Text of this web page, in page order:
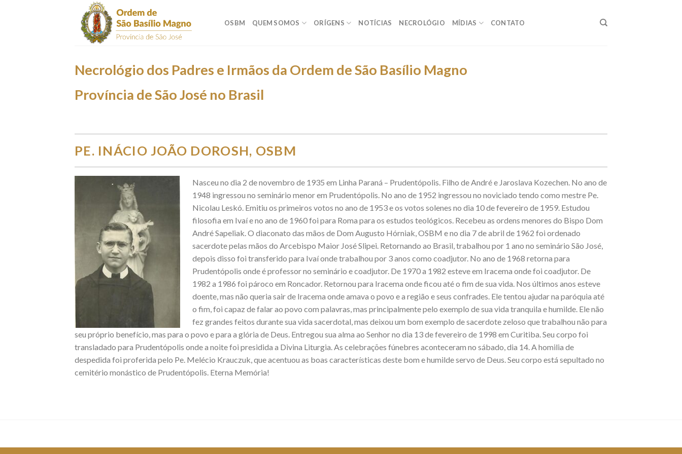
OSBM QUEM SOMOS ORÍGENS NOTÍCIAS NECROLÓGIO MÍDIAS CONTATO
Necrológio dos Padres e Irmãos da Ordem de São Basílio Magno
Província de São José no Brasil
PE. INÁCIO JOÃO DOROSH, OSBM
Nasceu no dia 2 de novembro de 1935 em Linha Paraná – Prudentópolis. Filho de André e Jaroslava Kozechen. No ano de
1948 ingressou no seminário menor em Prudentópolis. No ano de 1952 ingressou no noviciado tendo como mestre Pe.
Nicolau Leskó. Emitiu os primeiros votos no ano de 1953 e os votos solenes no dia 10 de fevereiro de 1959. Estudou
filosofia em Ivaí e no ano de 1960 foi para Roma para os estudos teológicos. Recebeu as ordens menores do Bispo Dom
André Sapeliak. O diaconato das mãos de Dom Augusto Hórniak, OSBM e no dia 7 de abril de 1962 foi ordenado
sacerdote pelas mãos do Arcebispo Maior José Slipei. Retornando ao Brasil, trabalhou por 1 ano no seminário São José,
depois disso foi transferido para Ivaí onde trabalhou por 3 anos como coadjutor. No ano de 1968 retorna para
Prudentópolis onde é professor no seminário e coadjutor. De 1970 a 1982 esteve em Iracema onde foi coadjutor. De
1982 a 1986 foi pároco em Roncador. Retornou para Iracema onde ficou até o fim de sua vida. Nos últimos anos esteve
doente, mas não queria sair de Iracema onde amava o povo e a região e seus confrades. Ele tentou ajudar na paróquia até
o fim, foi capaz de falar ao povo com palavras, mas principalmente pelo exemplo de sua vida tranquila e humilde. Ele não
fez grandes feitos durante sua vida sacerdotal, mas deixou um bom exemplo de sacerdote zeloso que trabalhou não para
seu próprio benefício, mas para o povo e para a glória de Deus. Entregou sua alma ao Senhor no dia 13 de fevereiro de 1998 em Curitiba. Seu corpo foi
transladado para Prudentópolis onde a noite foi presidida a Divina Liturgia. As celebrações fúnebres aconteceram no sábado, dia 14. A homilia de
despedida foi proferida pelo Pe. Melécio Krauczuk, que acentuou as boas características deste bom e humilde servo de Deus. Seu corpo está sepultado no
cemitério monástico de Prudentópolis. Eterna Memória!